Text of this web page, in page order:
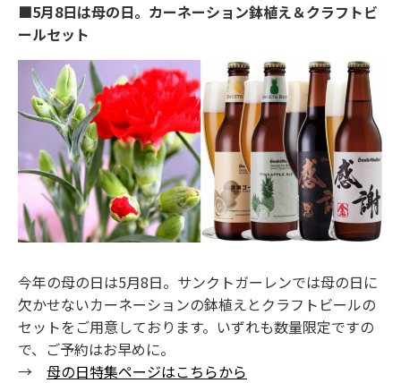
■5月8日は母の日。カーネーション鉢植え＆クラフトビ
ールセット
今年の母の日は5月8日。サンクトガーレンでは母の日に
欠かせないカーネーションの鉢植えとクラフトビールの
セットをご用意しております。いずれも数量限定ですの
で、ご予約はお早めに。
→ 母の日特集ページはこちらから